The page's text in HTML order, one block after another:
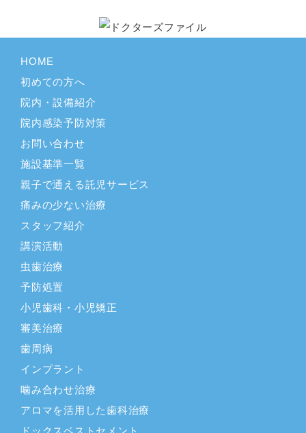
HOME
初めての方へ
院内・設備紹介
院内感染予防対策
お問い合わせ
施設基準一覧
親子で通える託児サービス
痛みの少ない治療
スタッフ紹介
講演活動
虫歯治療
予防処置
小児歯科・小児矯正
審美治療
歯周病
インプラント
噛み合わせ治療
アロマを活用した歯科治療
ドックスベストセメント